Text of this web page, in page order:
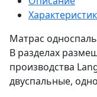
Матрас
В разделах
производства
двуспальные,